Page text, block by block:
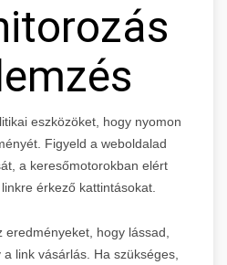
eszközöket, hogy nyomon
Figyeld a weboldalad
a keresőmotorokban elért
érkező kattintásokat.
eredményeket, hogy lássad,
link vásárlás. Ha szükséges,